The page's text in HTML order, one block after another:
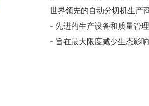
世界领先的自动分切机生产
- 先进的生产设备和质量管
- 旨在最大限度减少生态影